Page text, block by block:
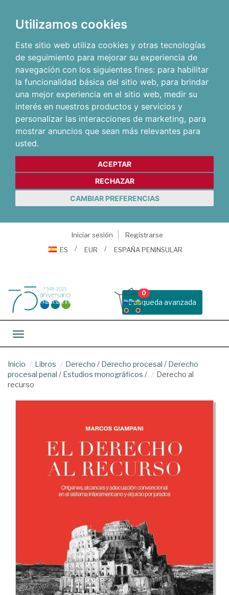
Utilizamos cookies
Este sitio web utiliza cookies y otras tecnologías
de seguimiento para mejorar su experiencia de
navegación con los siguientes fines: para habilitar
la funcionalidad básica del sitio web, para brindar
una mejor experiencia en el sitio web, medir su
interés en nuestros productos y servicios y
personalizar las interacciones de marketing, para
mostrar anuncios que sean más relevantes para
usted.
ACEPTAR
RECHAZAR
CAMBIAR PREFERENCIAS
Iniciar sesión
Registrarse
ES
EUR ESPAÑA PENINSULAR
Busqueda avanzada
0
Toggle navigation
Inicio Libros Derecho / Derecho procesal / Derecho
procesal penal / Estudios monográficos /
Derecho al
recurso